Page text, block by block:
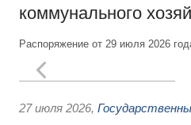
коммунального
Распоряжение от 29 июля 2026
27 июля 2026,